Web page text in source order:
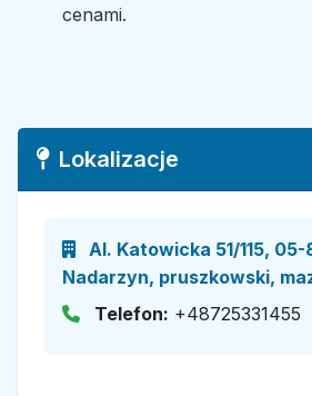
cenami.
Lokalizacje
Al. Katowicka 51/115,
Nadarzyn, pruszkowski,
Telefon: +48725331455